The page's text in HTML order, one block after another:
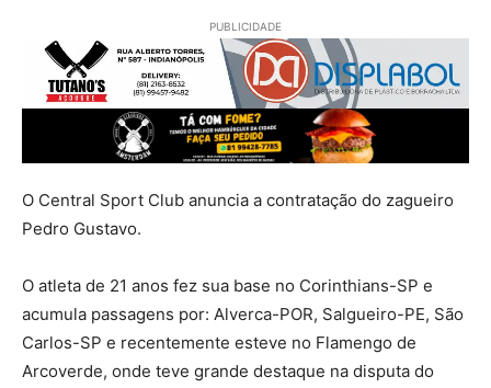
PUBLICIDADE
O Central Sport Club anuncia a contratação do zagueiro
Pedro Gustavo.
O atleta de 21 anos fez sua base no Corinthians-SP e
acumula passagens por: Alverca-POR, Salgueiro-PE, São
Carlos-SP e recentemente esteve no Flamengo de
Arcoverde, onde teve grande destaque na disputa do